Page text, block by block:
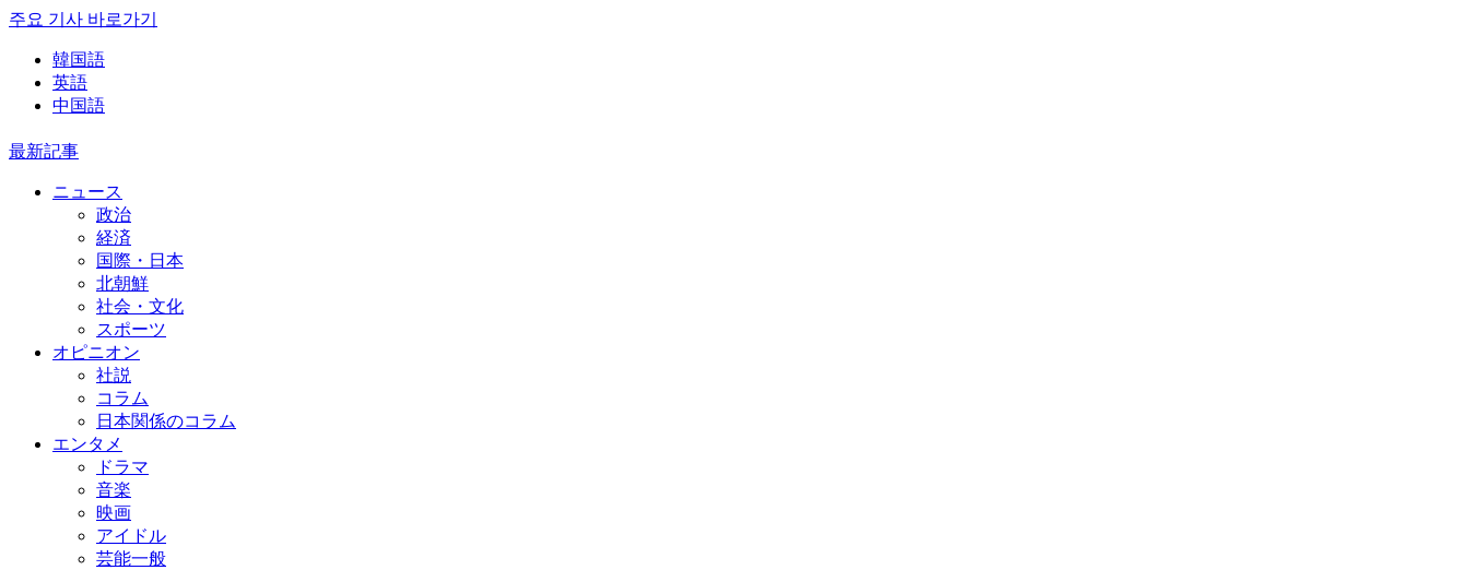
주요 기사 바로가기
韓国語
英語
中国語
最新記事
ニュース
政治
経済
国際・日本
北朝鮮
社会・文化
スポーツ
オピニオン
社説
コラム
日本関係のコラム
エンタメ
ドラマ
音楽
映画
アイドル
芸能一般